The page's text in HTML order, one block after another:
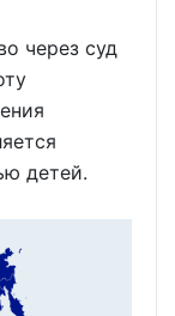
через суд
детей.